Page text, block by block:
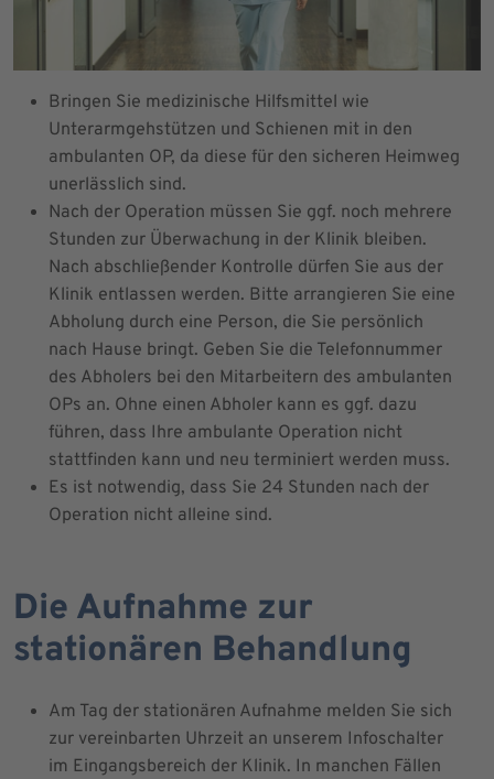
Bringen Sie medizinische Hilfsmittel wie
Unterarmgehstützen und Schienen mit in den
ambulanten OP, da diese für den sicheren Heimweg
unerlässlich sind.
Nach der Operation müssen Sie ggf. noch mehrere
Stunden zur Überwachung in der Klinik bleiben.
Nach abschließender Kontrolle dürfen Sie aus der
Klinik entlassen werden. Bitte arrangieren Sie eine
Abholung durch eine Person, die Sie persönlich
nach Hause bringt. Geben Sie die Telefonnummer
des Abholers bei den Mitarbeitern des ambulanten
OPs an. Ohne einen Abholer kann es ggf. dazu
führen, dass Ihre ambulante Operation nicht
stattfinden kann und neu terminiert werden muss.
Es ist notwendig, dass Sie 24 Stunden nach der
Operation nicht alleine sind.
Die Aufnahme zur
stationären Behandlung
Am Tag der stationären Aufnahme melden Sie sich
zur vereinbarten Uhrzeit an unserem Infoschalter
im Eingangsbereich der Klinik. In manchen Fällen